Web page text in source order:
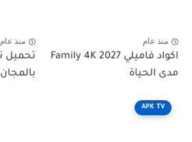
منذ عام
اكواد فاميلي Family 4K 2027
مدى الحياة
منذ عام
بالمجان
APK TV